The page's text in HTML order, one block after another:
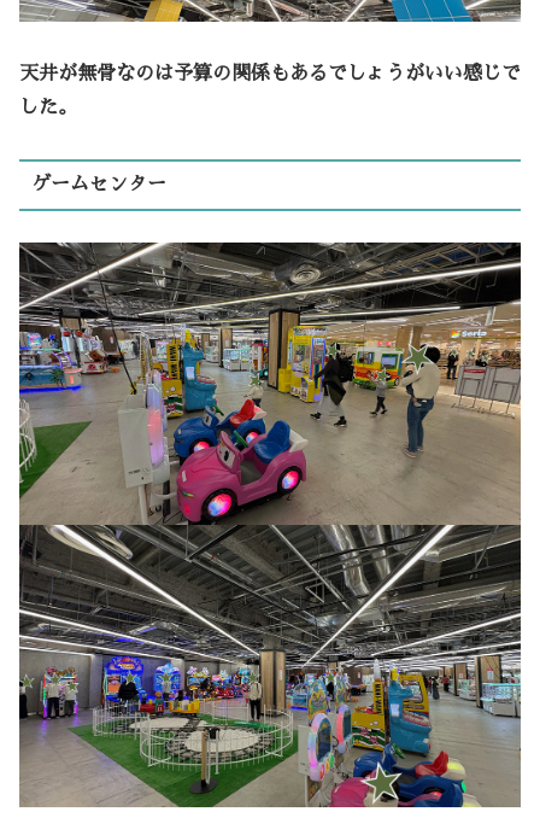
天井が無骨なのは予算の関係もあるでしょうがいい感じで
した。
ゲームセンター